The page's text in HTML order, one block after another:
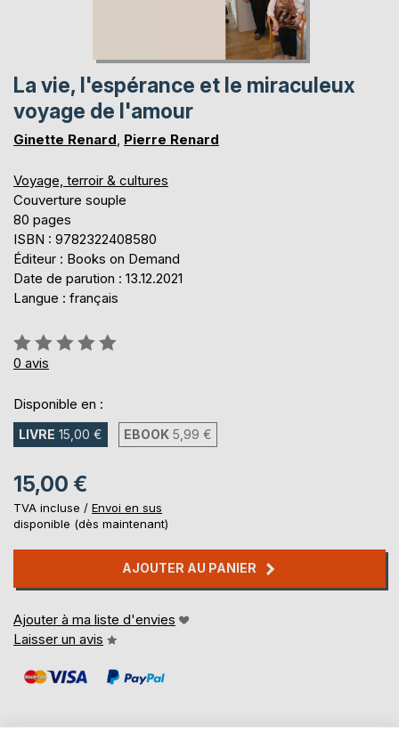
La vie, l'espérance et le miraculeux
voyage de l'amour
Ginette Renard, Pierre Renard
Voyage, terroir & cultures
Couverture souple
80 pages
ISBN : 9782322408580
Éditeur : Books on Demand
Date de parution : 13.12.2021
Langue : français
Évaluation:
0%
0 avis
Disponible en :
LIVRE 15,00 € EBOOK 5,99 €
15,00 €
TVA incluse / Envoi en sus
disponible (dès maintenant)
AJOUTER AU PANIER
Ajouter à ma liste d'envies
Laisser un avis